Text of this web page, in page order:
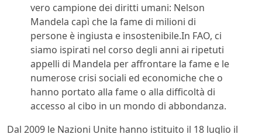
vero campione dei diritti umani: Nelson
Mandela capì che la fame di milioni di
persone è ingiusta e insostenibile.In FAO, ci
siamo ispirati nel corso degli anni ai ripetuti
appelli di Mandela per affrontare la fame e le
numerose crisi sociali ed economiche che o
hanno portato alla fame o alla difficoltà di
accesso al cibo in un mondo di abbondanza.
Dal 2009 le Nazioni Unite hanno istituito il 18 luglio il